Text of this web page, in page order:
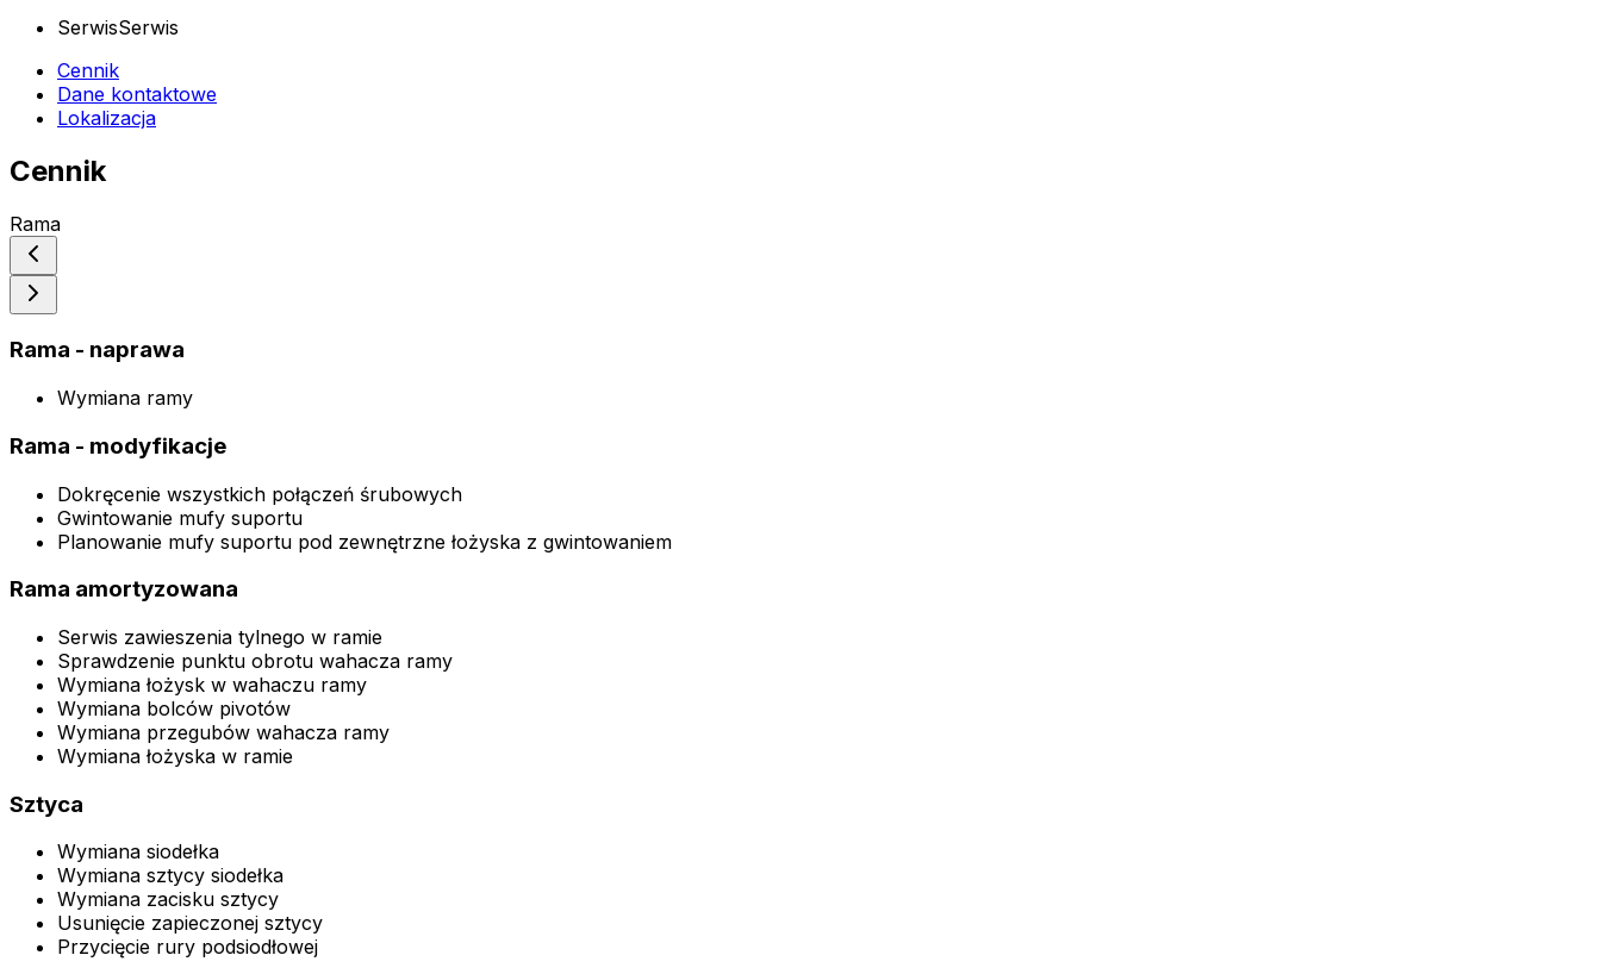
SerwisSerwis
Cennik
Dane kontaktowe
Lokalizacja
Cennik
Rama
Rama - naprawa
Wymiana ramy
Rama - modyfikacje
Dokręcenie wszystkich połączeń śrubowych
Gwintowanie mufy suportu
Planowanie mufy suportu pod zewnętrzne łożyska z gwintowaniem
Rama amortyzowana
Serwis zawieszenia tylnego w ramie
Sprawdzenie punktu obrotu wahacza ramy
Wymiana łożysk w wahaczu ramy
Wymiana bolców pivotów
Wymiana przegubów wahacza ramy
Wymiana łożyska w ramie
Sztyca
Wymiana siodełka
Wymiana sztycy siodełka
Wymiana zacisku sztycy
Usunięcie zapieczonej sztycy
Przycięcie rury podsiodłowej